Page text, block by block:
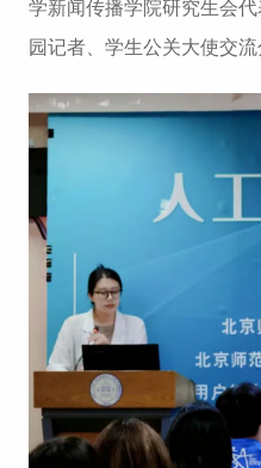
学新闻传播学院研究生会
园记者、学生公关大使交